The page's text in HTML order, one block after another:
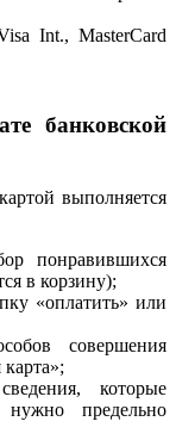
Int., MasterCard
банковской
выполняется
понравившихся
в корзину);
«оплатить» или
совершения
которые
предельно